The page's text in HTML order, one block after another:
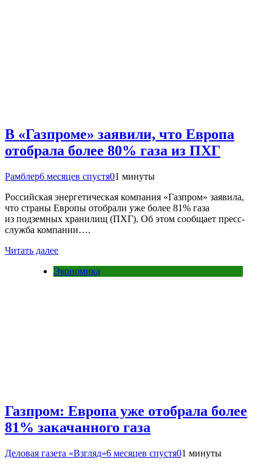
В «Газпроме» заявили, что Европа
отобрала более 80% газа из ПХГ
Рамблер6 месяцев спустя01 минуты
Российская энергетическая компания «Газпром» заявила,
что страны Европы отобрали уже более 81% газа
из подземных хранилищ (ПХГ). Об этом сообщает пресс-
служба компании….
Читать далее
Экономика
Газпром: Европа уже отобрала более
81% закачанного газа
Деловая газета «Взгляд»6 месяцев спустя01 минуты